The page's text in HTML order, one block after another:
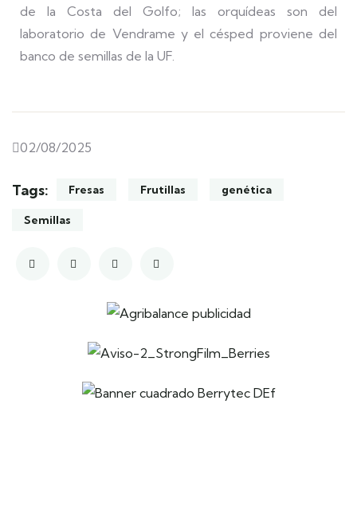
de la Costa del Golfo; las orquídeas son del
laboratorio de Vendrame y el césped proviene del
banco de semillas de la UF.
02/08/2025
Tags: Fresas Frutillas genética
Semillas